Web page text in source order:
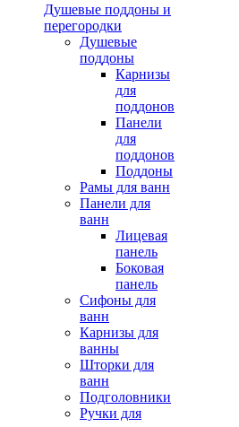
Душевые поддоны и
перегородки
Душевые
поддоны
Карнизы
для
поддонов
Панели
для
поддонов
Поддоны
Рамы для ванн
Панели для
ванн
Лицевая
панель
Боковая
панель
Сифоны для
ванн
Карнизы для
ванны
Шторки для
ванн
Подголовники
Ручки для